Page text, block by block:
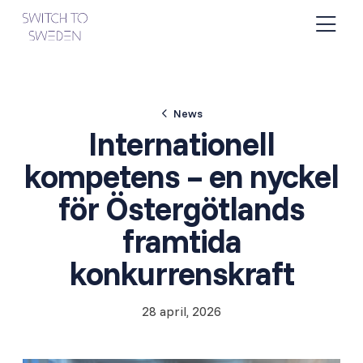
News
Internationell
kompetens – en nyckel
för Östergötlands
framtida
konkurrenskraft
28 april, 2026